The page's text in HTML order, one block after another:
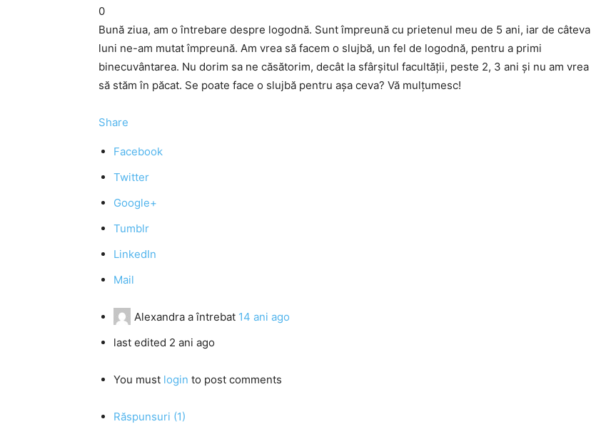
0
Bună ziua, am o întrebare despre logodnă. Sunt împreună cu prietenul meu de 5 ani, iar de câteva
luni ne-am mutat împreună. Am vrea să facem o slujbă, un fel de logodnă, pentru a primi
binecuvântarea. Nu dorim sa ne căsătorim, decât la sfârşitul facultăţii, peste 2, 3 ani şi nu am vrea
să stăm în păcat. Se poate face o slujbă pentru aşa ceva? Vă mulțumesc!
Share
Facebook
Twitter
Google+
Tumblr
LinkedIn
Mail
Alexandra a întrebat 14 ani ago
last edited 2 ani ago
You must login to post comments
Răspunsuri (1)